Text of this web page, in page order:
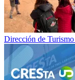
Dirección de